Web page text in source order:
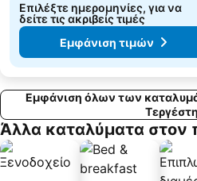
Επιλέξτε ημερομηνίες, για να
δείτε τις ακριβείς τιμές
Εμφάνιση τιμών
Εμφάνιση όλων των
Τεργέστη
Άλλα καταλύματα στον